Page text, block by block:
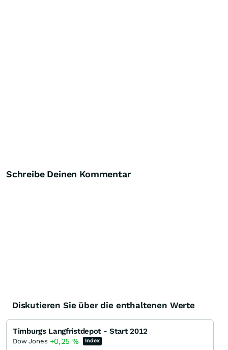
Schreibe Deinen Kommentar
Diskutieren Sie über die enthaltenen Werte
Timburgs Langfristdepot - Start 2012
Dow Jones +0,25% Index